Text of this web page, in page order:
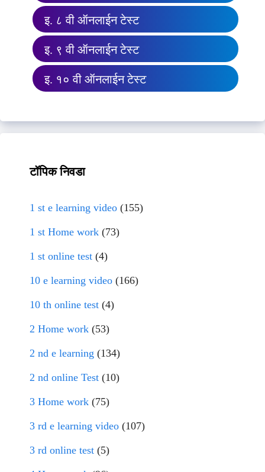
इ. ८ वी ऑनलाईन टेस्ट
इ. ९ वी ऑनलाईन टेस्ट
इ. १० वी ऑनलाईन टेस्ट
टॉपिक निवडा
1 st e learning video (155)
1 st Home work (73)
1 st online test (4)
10 e learning video (166)
10 th online test (4)
2 Home work (53)
2 nd e learning (134)
2 nd online Test (10)
3 Home work (75)
3 rd e learning video (107)
3 rd online test (5)